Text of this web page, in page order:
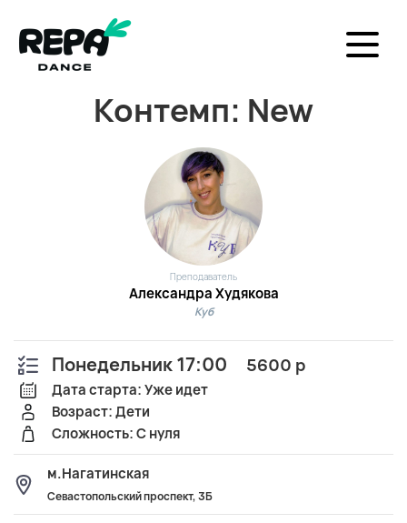
Контемп: New
Преподаватель
Александра Худякова
Куб
Понедельник 17:00 5600 р
Дата старта: Уже идет
Возраст: Дети
Сложность: С нуля
м.Нагатинская
Севастопольский проспект, 3Б